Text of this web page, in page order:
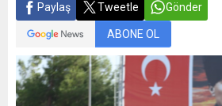
Paylaş Tweetle Gönder
ABONE OL